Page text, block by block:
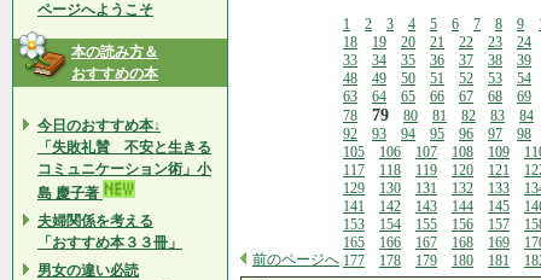
ページへようこそ
本の読み方＆
おすすめの本
今日のおすすめ本↓
「失敗礼賛 不安と生きる
コミュニケーション術」小
島 慶子著
夫婦関係を考える
「おすすめ本３３冊」
男女の違い必読
前のページへ
1 2 3 4 5 6 7 8 9
18
19 20 21 22 23
24
33
34 35 36 37 38
39
48
49 50 51 52 53
54
63
64 65 66 67 68
69
78
79 80 81 82 83
84
92
93 94 95 96 97
98
105
106 107 108 109
117
118 119 120 121
129
130 131 132 133
141
142 143 144 145
153
154 155 156 157
165
166 167 168 169
177
178 179 180 181